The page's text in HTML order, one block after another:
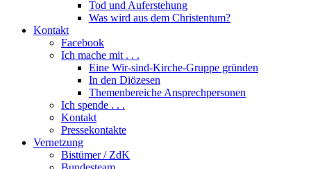
Tod und Auferstehung
Was wird aus dem Christentum?
Kontakt
Facebook
Ich mache mit . . .
Eine Wir-sind-Kirche-Gruppe gründen
In den Diözesen
Themenbereiche Ansprechpersonen
Ich spende . . .
Kontakt
Pressekontakte
Vernetzung
Bistümer / ZdK